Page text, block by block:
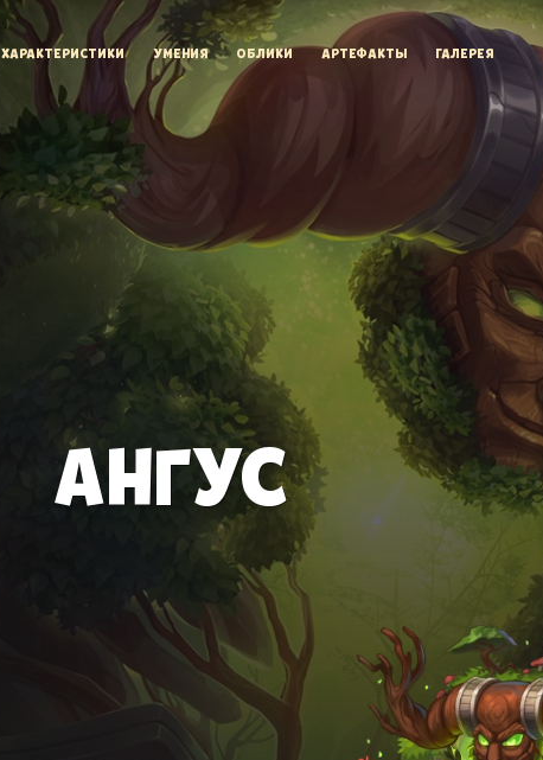
ХАРАКТЕРИСТИКИ УМЕНИЯ ОБЛИКИ АРТЕФАКТЫ ГАЛЕРЕЯ
АНГУС